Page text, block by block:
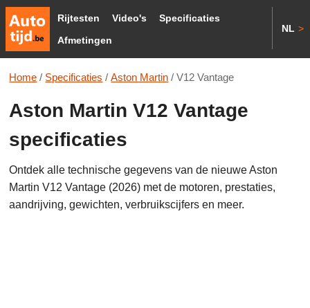
Rijtesten Video's
Specificaties
Afmetingen
NL >
Home / Specificaties / Aston Martin / V12 Vantage
Aston Martin V12 Vantage
specificaties
Ontdek alle technische gegevens van de nieuwe Aston
Martin V12 Vantage (2026) met de motoren, prestaties,
aandrijving, gewichten, verbruikscijfers en meer.